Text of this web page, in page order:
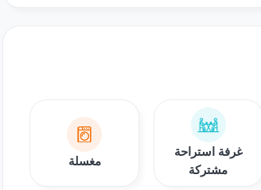
غرفة استراحة
مشتركة
مغسلة